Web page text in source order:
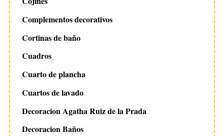
Complementos decorativos
Cortinas de baño
Cuadros
Cuarto de plancha
Cuartos de lavado
Decoracion Agatha Ruiz de la Prada
Decoracion Baños